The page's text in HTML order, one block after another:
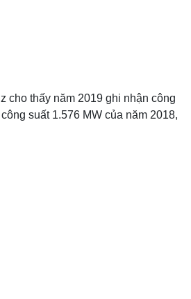
cho thấy năm 2019 ghi nhận công
suất 1.576 MW của năm 2018,